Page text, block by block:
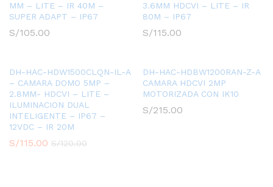
MM – LITE – IR 40M –
SUPER ADAPT – IP67
S/105.00
3.6MM HDCVI – LITE – IR
80M – IP67
S/115.00
DH-HAC-HDW1500CLQN-IL-A
– CAMARA DOMO 5MP –
2.8MM- HDCVI – LITE –
ILUMINACION DUAL
INTELIGENTE – IP67 –
12VDC – IR 20M
S/115.00 S/120.00
DH-HAC-HDBW1200RAN-Z-A
CAMARA HDCVI 2MP
MOTORIZADA CON IK10
S/215.00